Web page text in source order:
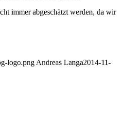
immer abgeschätzt werden, da wir
logo.png Andreas Langa2014-11-